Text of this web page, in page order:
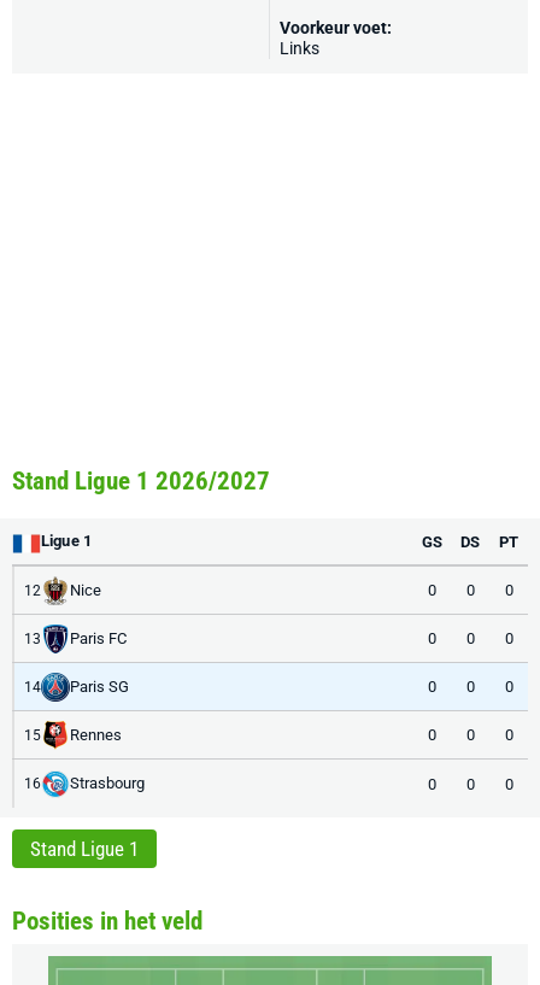
Voorkeur voet:
Links
Stand Ligue 1 2026/2027
Ligue 1 GS DS PT
12 Nice 0 0 0
13 Paris FC 0 0 0
14 Paris SG 0 0 0
15 Rennes 0 0 0
16 Strasbourg 0 0 0
Stand Ligue 1
Posities in het veld